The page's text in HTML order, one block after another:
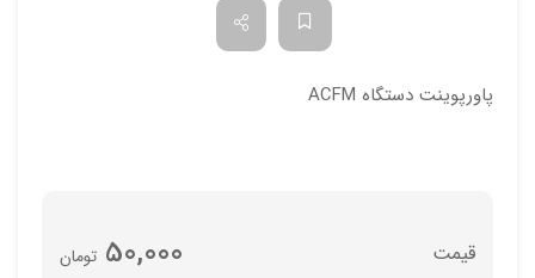
پاورپوینت دستگاه ACFM
تومان 50,000